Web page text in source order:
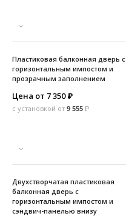
Пластиковая балконная дверь с
горизонтальным импостом и
прозрачным заполнением
Цена от 7 350 ₽
с установкой от 9 555 ₽
Двухстворчатая пластиковая
балконная дверь с
горизонтальным импостом и
сэндвич-панелью внизу